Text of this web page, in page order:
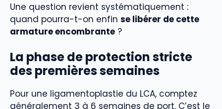
Une question revient systématiquement :
quand pourra-t-on enfin se libérer de cette
armature encombrante ?
La phase de protection stricte
des premières semaines
Pour une ligamentoplastie du LCA, comptez
généralement 3 à 6 semaines de port. C’est le